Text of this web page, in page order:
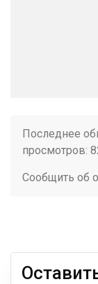
Последнее
просмотров:
Сообщить об